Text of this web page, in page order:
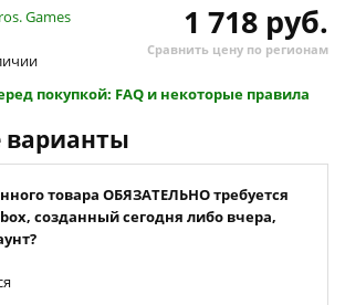
Games
1 718 руб.
Сравнить цену по регионам
покупкой: FAQ и некоторые правила
варианты
товара ОБЯЗАТЕЛЬНО требуется
созданный сегодня либо вчера,